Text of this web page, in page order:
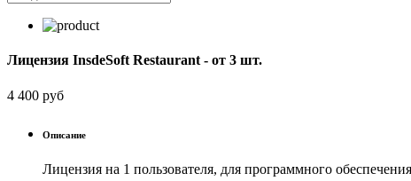
Лицензия InsdeSoft Restaurant - от 3 шт.
4 400 руб
Описание
Лицензия на 1 пользователя, для программного